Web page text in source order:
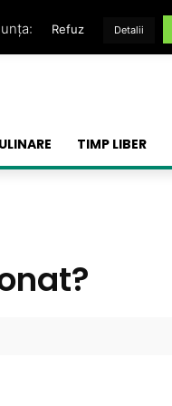
TIMP LIBER
Refuz Detalii